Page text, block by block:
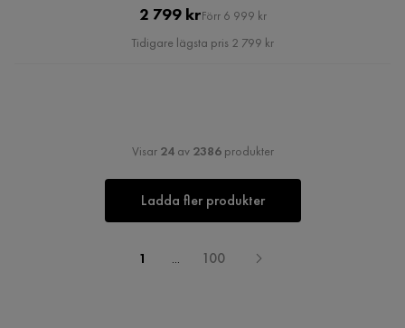
Pris
2 799 krOriginal
Pris
Förr 6 999 kr
Tidigare lägsta pris 2 799 kr
Visar 24av 2386produkter
Ladda fler produkter
1 ... 100